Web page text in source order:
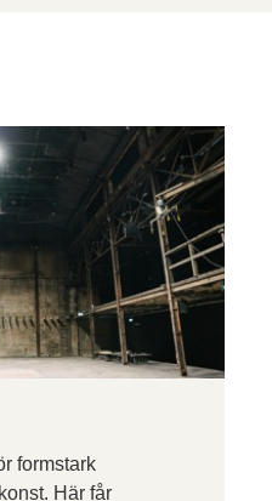
formstark
Här får